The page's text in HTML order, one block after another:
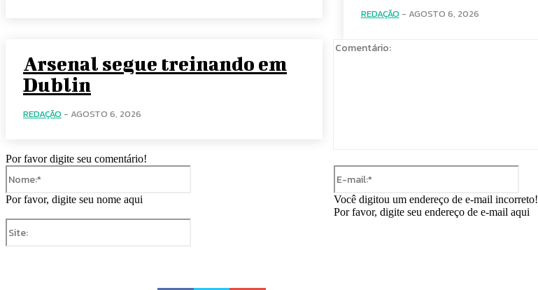
REDAÇÃO - AGOSTO 6, 2026
Arsenal segue treinando em
Dublin
REDAÇÃO - AGOSTO 6, 2026
Por favor digite seu comentário!
Por favor, digite seu nome aqui
Você digitou um endereço de e-mail incorreto!
Por favor, digite seu endereço de e-mail aqui